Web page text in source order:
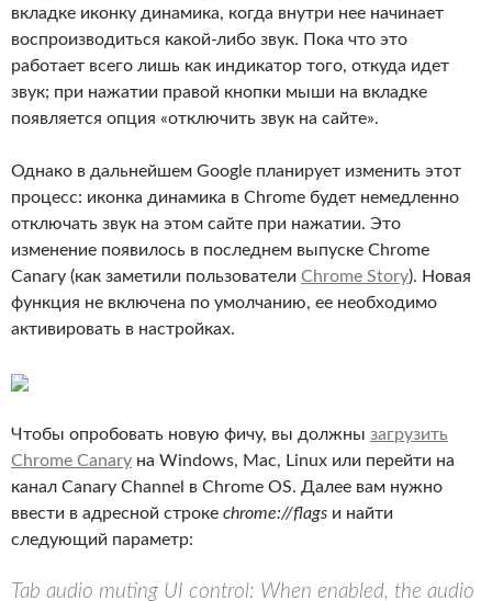
вкладке иконку динамика, когда внутри нее начинает
воспроизводиться какой-либо звук. Пока что это
работает всего лишь как индикатор того, откуда идет
звук; при нажатии правой кнопки мыши на вкладке
появляется опция «отключить звук на сайте».
Однако в дальнейшем Google планирует изменить этот
процесс: иконка динамика в Chrome будет немедленно
отключать звук на этом сайте при нажатии. Это
изменение появилось в последнем выпуске Chrome
Canary (как заметили пользователи Chrome Story). Новая
функция не включена по умолчанию, ее необходимо
активировать в настройках.
Чтобы опробовать новую фичу, вы должны загрузить
Chrome Canary на Windows, Mac, Linux или перейти на
канал Canary Channel в Chrome OS. Далее вам нужно
ввести в адресной строке chrome://flags и найти
следующий параметр:
Tab audio muting UI control: When enabled, the audio